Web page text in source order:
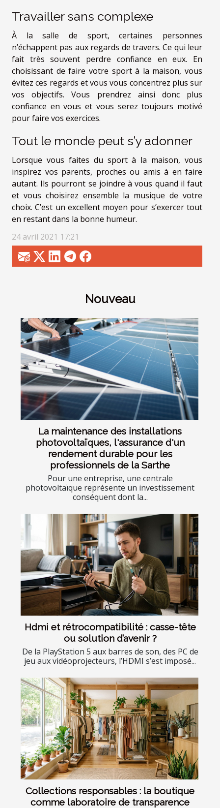
Travailler sans complexe
À la salle de sport, certaines personnes
n’échappent pas aux regards de travers. Ce qui leur
fait très souvent perdre confiance en eux. En
choisissant de faire votre sport à la maison, vous
évitez ces regards et vous vous concentrez plus sur
vos objectifs. Vous prendrez ainsi donc plus
confiance en vous et vous serez toujours motivé
pour faire vos exercices.
Tout le monde peut s’y adonner
Lorsque vous faites du sport à la maison, vous
inspirez vos parents, proches ou amis à en faire
autant. Ils pourront se joindre à vous quand il faut
et vous choisirez ensemble la musique de votre
choix. C’est un excellent moyen pour s’exercer tout
en restant dans la bonne humeur.
24 avril 2021 17:21
Nouveau
La maintenance des installations
photovoltaïques, l'assurance d'un
rendement durable pour les
professionnels de la Sarthe
Pour une entreprise, une centrale
photovoltaïque représente un investissement
conséquent dont la...
Hdmi et rétrocompatibilité : casse-tête
ou solution d’avenir ?
De la PlayStation 5 aux barres de son, des PC de
jeu aux vidéoprojecteurs, l’HDMI s’est imposé...
Collections responsables : la boutique
comme laboratoire de transparence